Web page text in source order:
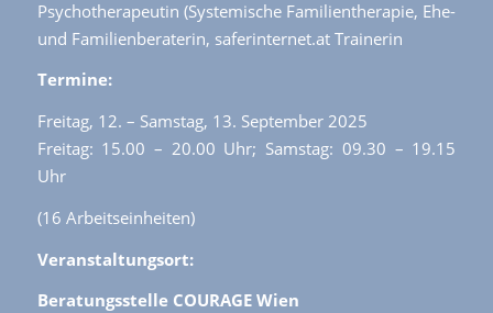
Psychotherapeutin (Systemische Familientherapie, Ehe-
und Familienberaterin, saferinternet.at Trainerin
Termine:
Freitag, 12. – Samstag, 13. September 2025
Freitag: 15.00 – 20.00 Uhr; Samstag: 09.30 – 19.15
Uhr
(16 Arbeitseinheiten)
Veranstaltungsort:
Beratungsstelle COURAGE Wien